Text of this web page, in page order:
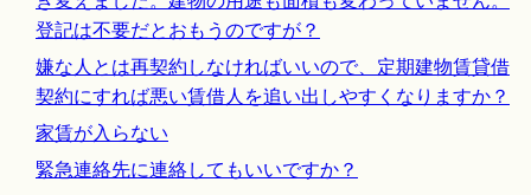
登記は不要だとおもうのですが？
嫌な人とは再契約しなければいいので、定期建物賃貸借
契約にすれば悪い賃借人を追い出しやすくなりますか？
家賃が入らない
緊急連絡先に連絡してもいいですか？